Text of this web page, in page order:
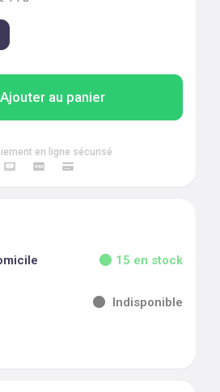
Ajouter au panier
en ligne sécurisé
15 en stock
Indisponible